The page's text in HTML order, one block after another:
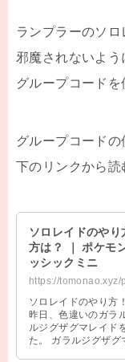
ランプラーのソロ
邪魔されないよう
グループコードを
グループコードの
下のリンクから読
ソロレイドのや
方は？ ｜ ポケモ
ッシックミニ
https://
ソロレイドのやり方
昨日、色違いのガラ
ルジグザグマレイド
た。 ガラルジグザグ